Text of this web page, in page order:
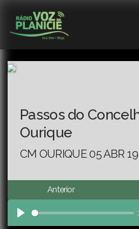
Passos do
Ourique
CM OURIQUE 05 ABR 19
Anterior
Play